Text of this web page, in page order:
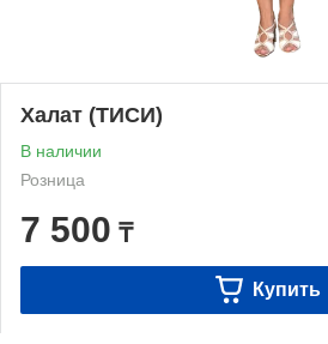
Халат (ТИСИ)
В наличии
Розница
7 500 ₸
Купить